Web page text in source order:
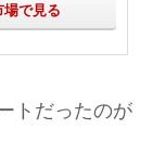
場で見る
トだったのが